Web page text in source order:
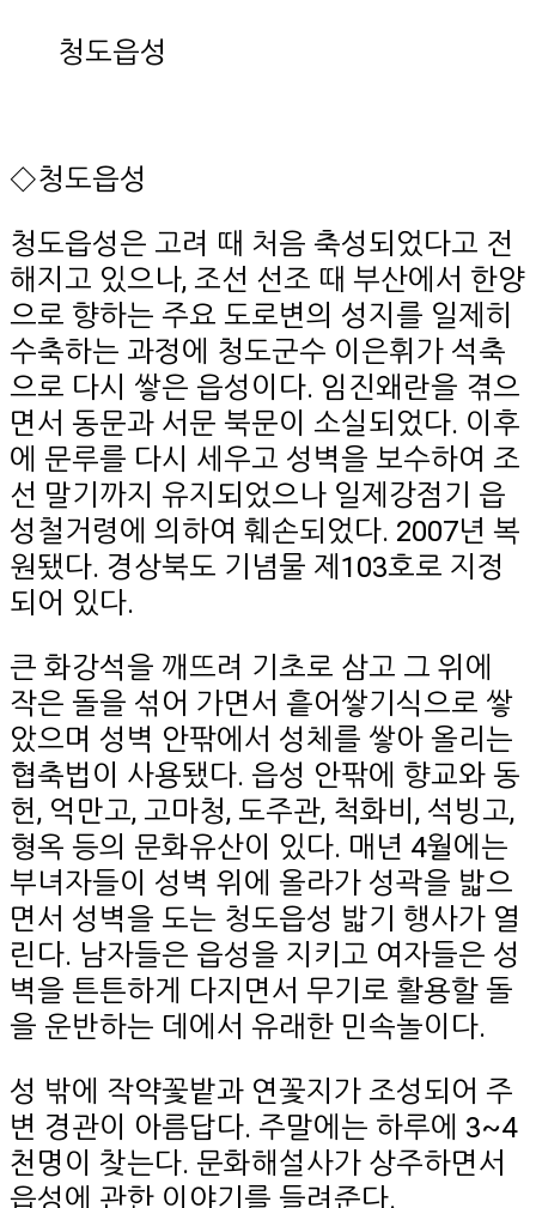
청도읍성
◇청도읍성
청도읍성은 고려 때 처음 축성되었다고 전
해지고 있으나, 조선 선조 때 부산에서 한양
으로 향하는 주요 도로변의 성지를 일제히
수축하는 과정에 청도군수 이은휘가 석축
으로 다시 쌓은 읍성이다. 임진왜란을 겪으
면서 동문과 서문 북문이 소실되었다. 이후
에 문루를 다시 세우고 성벽을 보수하여 조
선 말기까지 유지되었으나 일제강점기 읍
성철거령에 의하여 훼손되었다. 2007년 복
원됐다. 경상북도 기념물 제103호로 지정
되어 있다.
큰 화강석을 깨뜨려 기초로 삼고 그 위에
작은 돌을 섞어 가면서 흩어쌓기식으로 쌓
았으며 성벽 안팎에서 성체를 쌓아 올리는
협축법이 사용됐다. 읍성 안팎에 향교와 동
헌, 억만고, 고마청, 도주관, 척화비, 석빙고,
형옥 등의 문화유산이 있다. 매년 4월에는
부녀자들이 성벽 위에 올라가 성곽을 밟으
면서 성벽을 도는 청도읍성 밟기 행사가 열
린다. 남자들은 읍성을 지키고 여자들은 성
벽을 튼튼하게 다지면서 무기로 활용할 돌
을 운반하는 데에서 유래한 민속놀이다.
성 밖에 작약꽃밭과 연꽃지가 조성되어 주
변 경관이 아름답다. 주말에는 하루에 3~4
천명이 찾는다. 문화해설사가 상주하면서
읍성에 관한 이야기를 들려준다.